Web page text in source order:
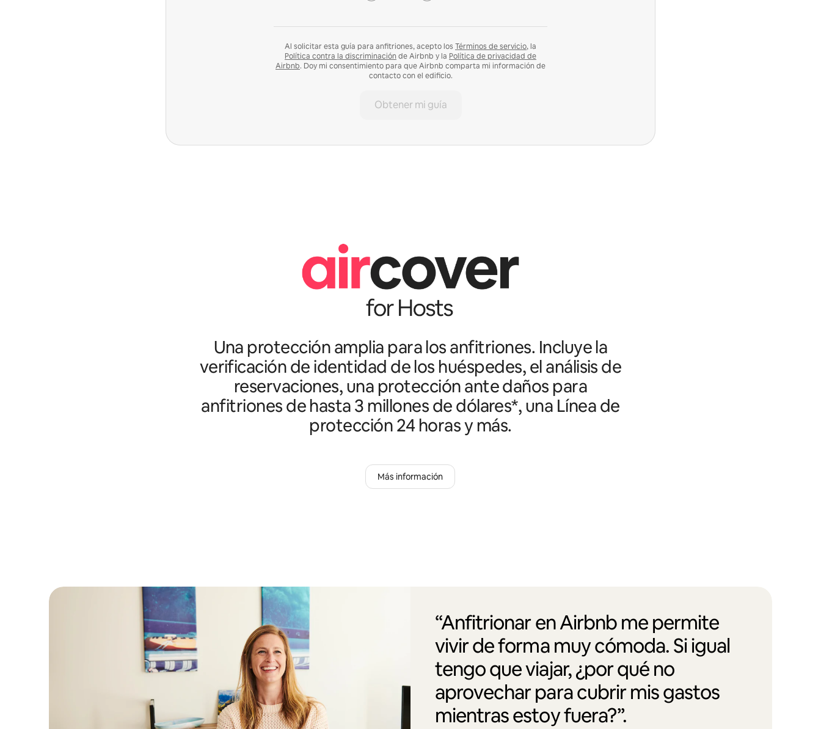
Al solicitar esta guía para anfitriones, acepto los Términos de servicio, la
Política contra la discriminación de Airbnb y la Política de privacidad de
Airbnb. Doy mi consentimiento para que Airbnb comparta mi información de
contacto con el edificio.
Obtener mi guía
Una protección amplia para los anfitriones. Incluye la
verificación de identidad de los huéspedes, el análisis de
reservaciones, una protección ante daños para
anfitriones de hasta 3 millones de dólares*, una Línea de
protección 24 horas y más.
Más información
“Anfitrionar en Airbnb me permite
vivir de forma muy cómoda. Si igual
tengo que viajar, ¿por qué no
aprovechar para cubrir mis gastos
mientras estoy fuera?”.